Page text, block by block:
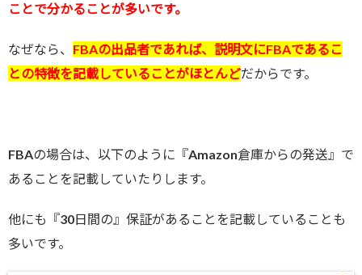
ことで分かることが多いです。
なぜなら、 FBAの出品者であれば、説明文にFBAであるこ
との特徴を記載していることがほとんどだからです。
FBAの場合は、以下のように『Amazon倉庫からの発送』で
あることを記載していたりします。
他にも『30日間の』保証があることを記載していることも
多いです。